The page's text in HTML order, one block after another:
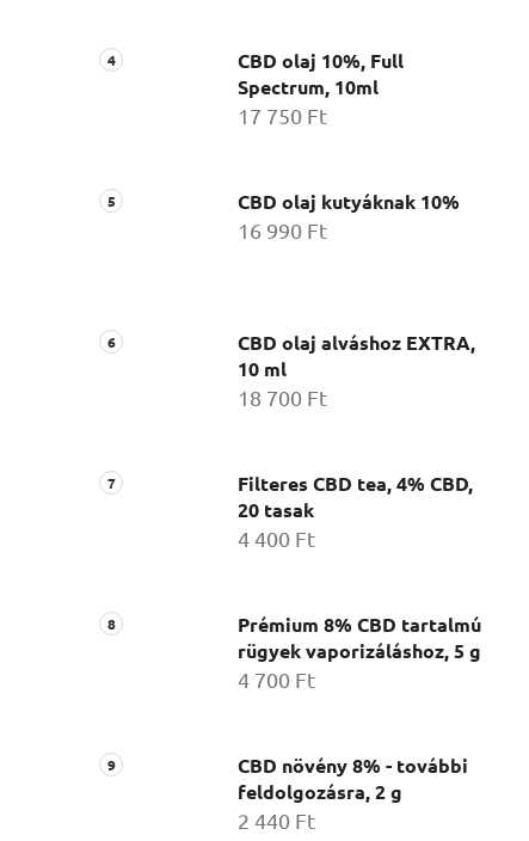
CBD olaj 10%, Full
Spectrum, 10ml
17 750 Ft
CBD olaj kutyáknak 10%
16 990 Ft
CBD olaj alváshoz EXTRA,
10 ml
18 700 Ft
Filteres CBD tea, 4% CBD,
20 tasak
4 400 Ft
Prémium 8% CBD tartalmú
rügyek vaporizáláshoz, 5 g
4 700 Ft
CBD növény 8% - további
feldolgozásra, 2 g
2 440 Ft